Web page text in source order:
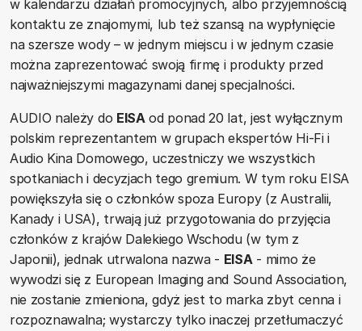
w kalendarzu działań promocyjnych, albo przyjemnością
kontaktu ze znajomymi, lub też szansą na wypłynięcie
na szersze wody – w jednym miejscu i w jednym czasie
można zaprezentować swoją firmę i produkty przed
najważniejszymi magazynami danej specjalności.
AUDIO należy do EISAod ponad 20 lat, jest wyłącznym
polskim reprezentantem w grupach ekspertów Hi-Fi i
Audio Kina Domowego, uczestniczy we wszystkich
spotkaniach i decyzjach tego gremium. W tym roku EISA
powiększyła się o członków spoza Europy (z Australii,
Kanady i USA), trwają już przygotowania do przyjęcia
członków z krajów Dalekiego Wschodu (w tym z
Japonii), jednak utrwalona nazwa - EISA- mimo że
wywodzi się z European Imaging and Sound Association,
nie zostanie zmieniona, gdyż jest to marka zbyt cenna i
rozpoznawalna; wystarczy tylko inaczej przetłumaczyć